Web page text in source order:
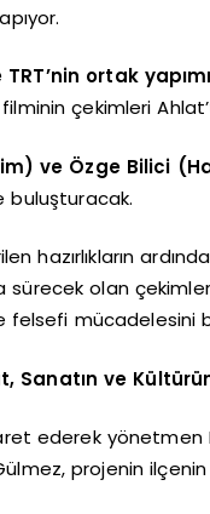
ortak yapımı
çekimleri
ve Özge Bilici
buluşturacak.
hazırlıkların
olan çekimler,
felsefi mücadelesini
Sanatın ve
ederek
projenin